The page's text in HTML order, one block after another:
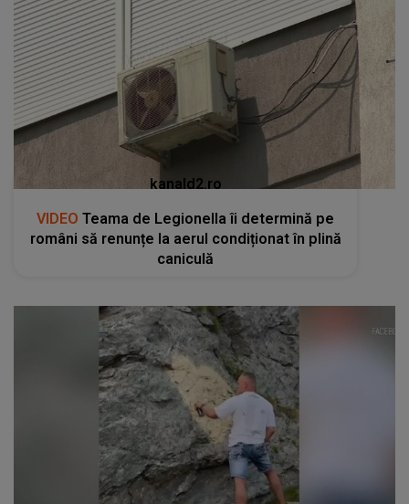
kanald2.ro
VIDEO Teama de Legionella îi determină pe
români să renunțe la aerul condiționat în plină
caniculă